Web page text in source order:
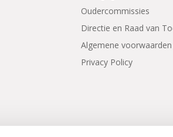
Oudercommissies
Directie en Raad van
Algemene voorwaarden
Privacy Policy